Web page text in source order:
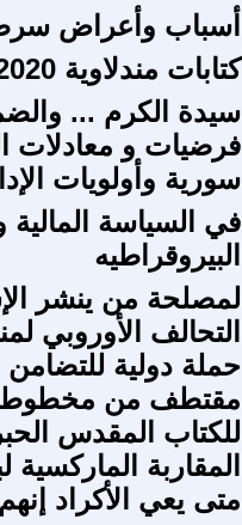
أسباب وأعراض
كتابات مندلاوية 9/2020
سيدة الكرم ...
فرضيات و معادلات
سورية وأولويات
في السياسة
البيروقراطيه
لمصلحة من ينشر
التحالف
حملة دولية
مقتطف من مخطوطة
للكتاب المقدس
المقاربة الماركسية
متى يعي الأكراد